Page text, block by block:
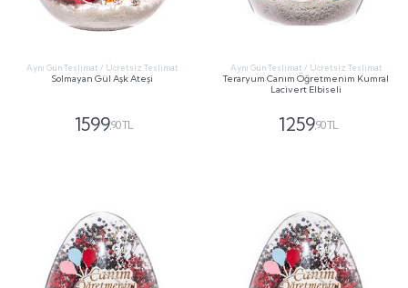
Aynı Gün Teslimat / Ücretsiz Teslimat
Solmayan Gül Aşk Ateşi
1599,90 TL
Aynı Gün Teslimat / Ücretsiz Teslimat
Teraryum Canım Öğretmenim Kumral
Lacivert Elbiseli
1259,90 TL